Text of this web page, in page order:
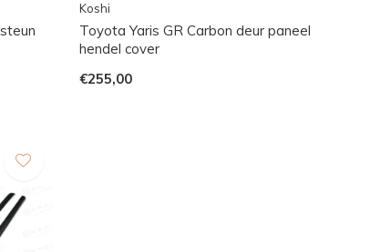
Koshi
Toyota Yaris GR Carbon deur paneel
hendel cover
€255,00